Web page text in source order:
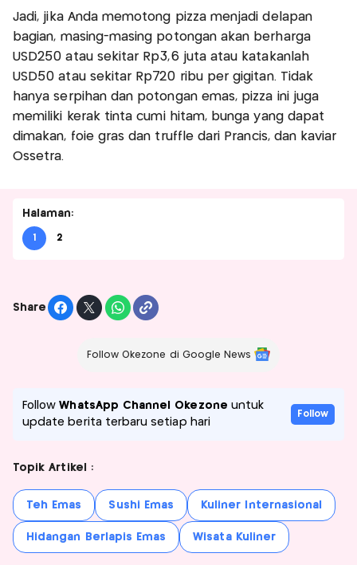
Jadi, jika Anda memotong pizza menjadi delapan
bagian, masing-masing potongan akan berharga
USD250 atau sekitar Rp3,6 juta atau katakanlah
USD50 atau sekitar Rp720 ribu per gigitan. Tidak
hanya serpihan dan potongan emas, pizza ini juga
memiliki kerak tinta cumi hitam, bunga yang dapat
dimakan, foie gras dan truffle dari Prancis, dan kaviar
Ossetra.
Halaman:
1 2
Share
Follow Okezone di Google News
FollowWhatsApp Channel Okezone untuk
update berita terbaru setiap hari
Follow
Topik Artikel :
Teh Emas Sushi Emas Kuliner Internasional
Hidangan Berlapis Emas Wisata Kuliner